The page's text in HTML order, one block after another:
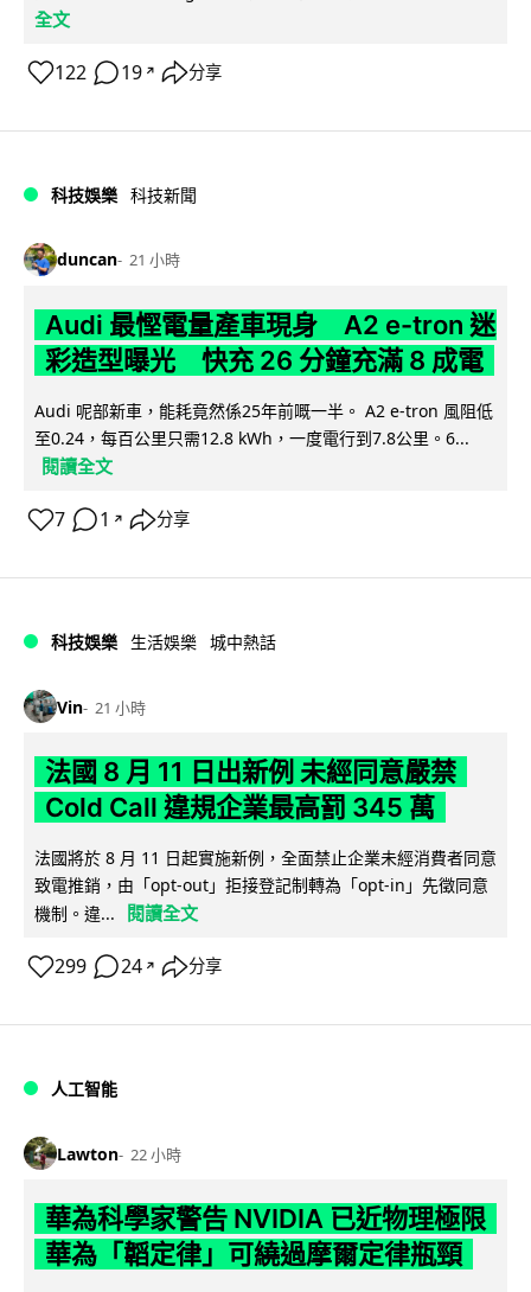
全文
122 19 ↗ 分享
科技娛樂 科技新聞
duncan 21 小時
Audi 最慳電量產車現身 A2 e-tron 迷
彩造型曝光 快充 26 分鐘充滿 8 成電
Audi 呢部新車，能耗竟然係25年前嘅一半。 A2 e-tron 風阻低
至0.24，每百公里只需12.8 kWh，一度電行到7.8公里。6...
閱讀全文
7 1 ↗ 分享
科技娛樂 生活娛樂 城中熱話
Vin 21 小時
法國 8 月 11 日出新例 未經同意嚴禁
Cold Call 違規企業最高罰 345 萬
法國將於 8 月 11 日起實施新例，全面禁止企業未經消費者同意
致電推銷，由「opt-out」拒接登記制轉為「opt-in」先徵同意
機制。違...
閱讀全文
299 24 ↗ 分享
人工智能
Lawton 22 小時
華為科學家警告 NVIDIA 已近物理極限
華為「韜定律」可繞過摩爾定律瓶頸